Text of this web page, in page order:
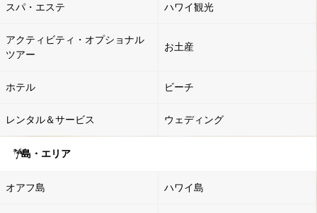
スパ・エステ ハワイ観光
アクティビティ・オプショナル
ツアー
お土産
ホテル ビーチ
レンタル＆サービス ウェディング
島・エリア
オアフ島 ハワイ島